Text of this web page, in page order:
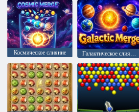
Космическое слияние